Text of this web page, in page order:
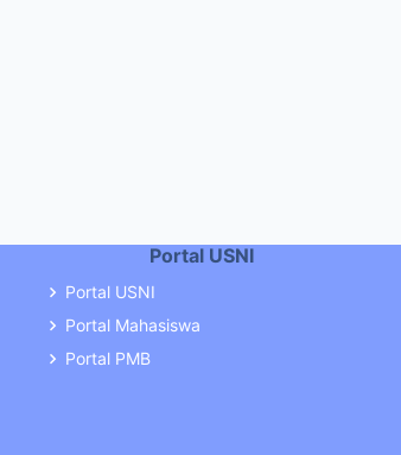
Portal USNI
Portal USNI
Portal Mahasiswa
Portal PMB